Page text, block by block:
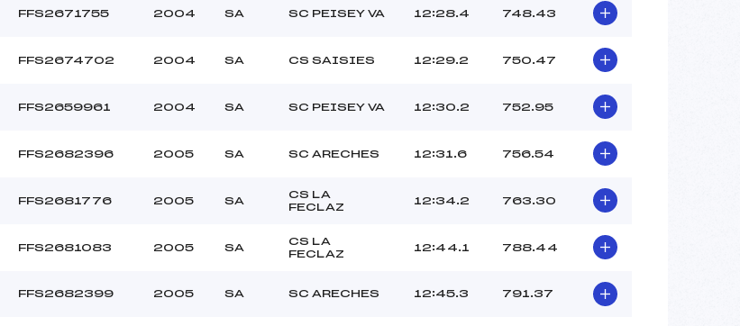
FFS2671755 2004 SA SC PEISEY VA 12:28.4 748.43
FFS2674702 2004 SA CS SAISIES 12:29.2 750.47
FFS2659961 2004 SA SC PEISEY VA 12:30.2 752.95
FFS2682396 2005 SA SC ARECHES 12:31.6 756.54
FFS2681776 2005 SA
CS LA
FECLAZ
12:34.2 763.30
FFS2681083 2005 SA
CS LA
FECLAZ
12:44.1 788.44
FFS2682399 2005 SA SC ARECHES 12:45.3 791.37